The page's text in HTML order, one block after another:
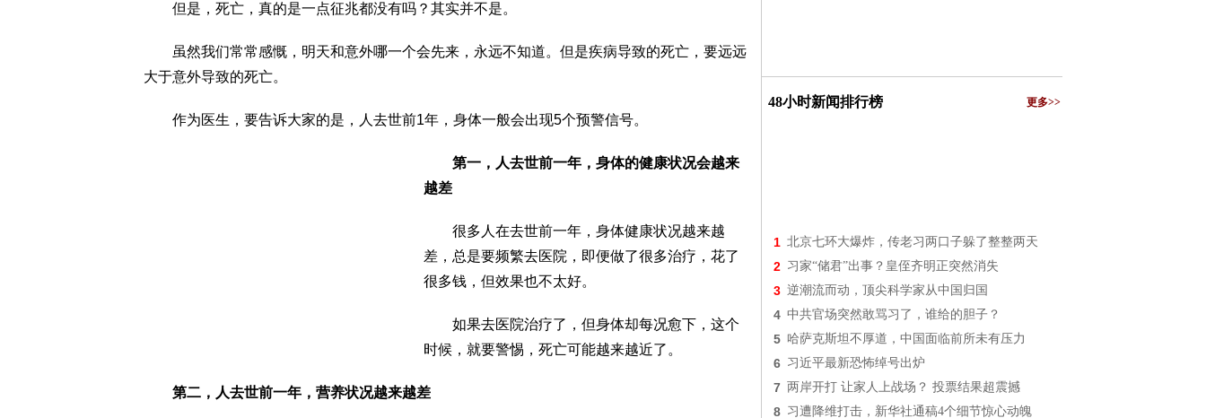
但是，死亡，真的是一点征兆都没有吗？其实并不是。
虽然我们常常感慨，明天和意外哪一个会先来，永远不知道。但是疾病导致的死亡，要远远
大于意外导致的死亡。
作为医生，要告诉大家的是，人去世前1年，身体一般会出现5个预警信号。
第一，人去世前一年，身体的健康状况会越来
越差
很多人在去世前一年，身体健康状况越来越
差，总是要频繁去医院，即便做了很多治疗，花了
很多钱，但效果也不太好。
如果去医院治疗了，但身体却每况愈下，这个
时候，就要警惕，死亡可能越来越近了。
第二，人去世前一年，营养状况越来越差
48小时新闻排行榜 更多>>
1 北京七环大爆炸，传老习两口子躲了整整两天
2 习家“储君”出事？皇侄齐明正突然消失
3 逆潮流而动，顶尖科学家从中国归国
4 中共官场突然敢骂习了，谁给的胆子？
5 哈萨克斯坦不厚道，中国面临前所未有压力
6 习近平最新恐怖绰号出炉
7 两岸开打 让家人上战场？ 投票结果超震撼
8 习遭降维打击，新华社通稿4个细节惊心动魄